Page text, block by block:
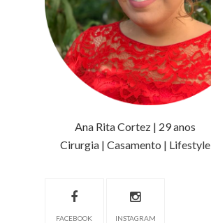
Ana Rita Cortez | 29 anos
Cirurgia | Casamento | Lifestyle
FACEBOOK INSTAGRAM